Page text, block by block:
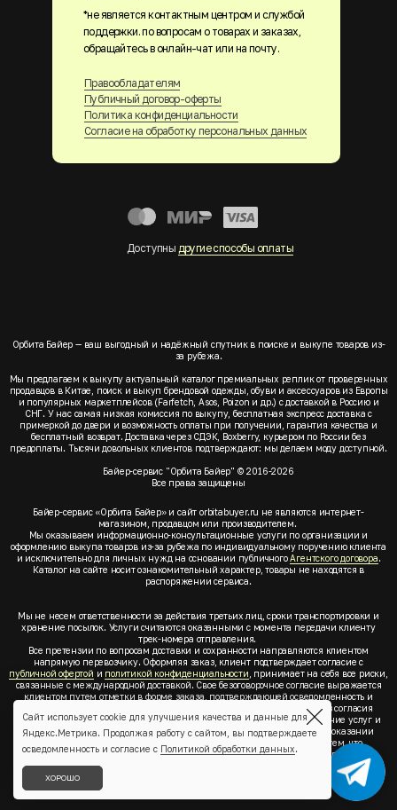
Правообладателям
Публичный договор-оферты
Политика конфиденциальности
Согласие на обработку персональных данных
Доступны другие способы оплаты
*не является контактным центром и службой
поддержки. по вопросам о товарах и заказах,
обращайтесь в онлайн-чат или на почту.
Орбита Байер — ваш выгодный и надёжный спутник в поиске и выкупе товаров из-
за рубежа.
Мы предлагаем к выкупу актуальный каталог премиальных реплик от проверенных
продавцов в Китае, поиск и выкуп брендовой одежды, обуви и аксессуаров из Европы
и популярных маркетплейсов (Farfetch, Asos, Poizon и др.) с доставкой в Россию и
СНГ. У нас самая низкая комиссия по выкупу, бесплатная экспресс доставка с
примеркой до двери и возможность оплаты при получении, гарантия качества и
бесплатный возврат. Доставка через СДЭК, Boxberry, курьером по России без
предоплаты. Тысячи довольных клиентов подтверждают: мы делаем моду доступной.
Байер-сервис "Орбита Байер" © 2016-2026
Все права защищены
Байер-сервис «Орбита Байер» и сайт orbitabuyer.ru не являются интернет-
магазином, продавцом или производителем.
Мы оказываем информационно-консультационные услуги по организации и
оформлению выкупа товаров из-за рубежа по индивидуальному поручению клиента
и исключительно для личных нужд на основании публичногоАгентского договора.
Каталог на сайте носит ознакомительный характер, товары не находятся в
распоряжении сервиса.
Мы не несем ответственности за действия третьих лиц, сроки транспортировки и
хранение посылок. Услуги считаются оказанными с момента передачи клиенту
трек-номера отправления.
Все претензии по вопросам доставки и сохранности направляются клиентом
напрямую перевозчику. Оформляя заказ, клиент подтверждает согласие с
публичной офертой и политикой конфиденциальности , принимает на себя все риски,
связанные с международной доставкой. Свое безоговорочное согласие выражается
клиентом путем отметки в форме заказа, подтверждающей осведомленность и
согласие клиента со всеми предлагаемыми сервисом условиями. Без согласия
клиента спубличной офертой иполитикой конфиденциальностиоказание услуг и
оформление заказа невозможно. Заключая акцепт условий оферты об оказании
услуг, клиент понимает, заверяет, подтверждает и соглашается с тем, что
выкупаемые товары по индивидуальному запросу выбраны им для личных,
семейных, домашних, бытовых и иных нужд, не связанных с осуществлением
предпринимательской деятельности, он не будет продавать или иным образом
Сайт использует cookie для улучшения качества и данные для
Яндекс.Метрика. Продолжая работу с сайтом, вы подтверждаете
осведомленность и согласие с Политикой обработки данных.
ХОРОШО